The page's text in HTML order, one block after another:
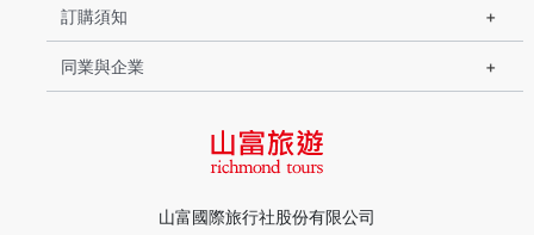
山富國際旅行社股份有限公司
訂購須知
同業與企業